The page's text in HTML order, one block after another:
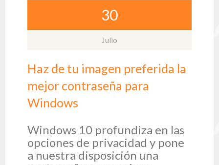
30
Julio
Haz de tu imagen preferida la
mejor contraseña para
Windows
Windows 10 profundiza en las
opciones de privacidad y pone
a nuestra disposición una